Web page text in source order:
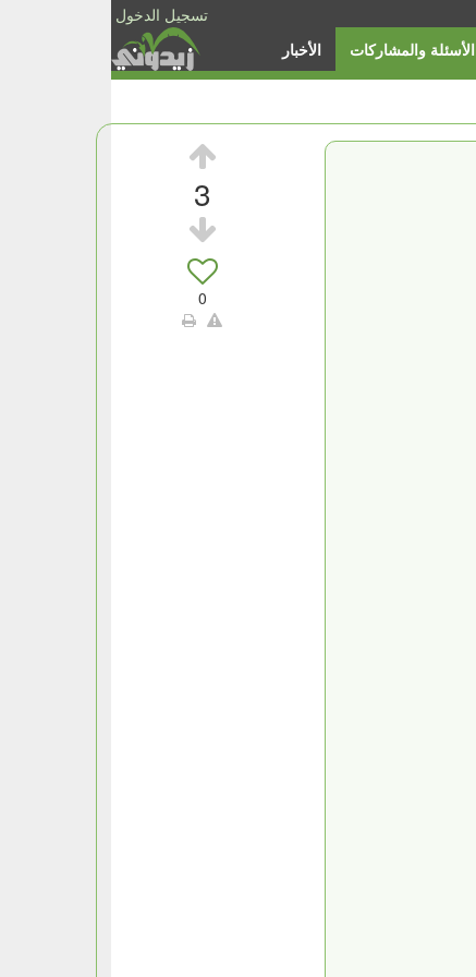
تسجيل الدخول
الأخبار الأسئلة والمشاركات
3
0